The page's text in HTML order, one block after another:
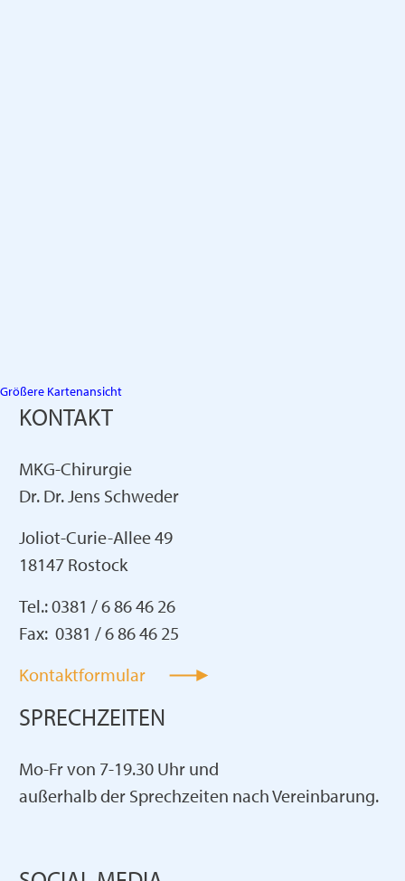
Größere Kartenansicht
KONTAKT
MKG-Chirurgie
Dr. Dr. Jens Schweder
Joliot-Curie-Allee 49
18147 Rostock
Tel.: 0381 / 6 86 46 26
Fax: 0381 / 6 86 46 25
Kontaktformular
SPRECHZEITEN
Mo-Fr von 7-19.30 Uhr und
außerhalb der Sprechzeiten nach Vereinbarung.